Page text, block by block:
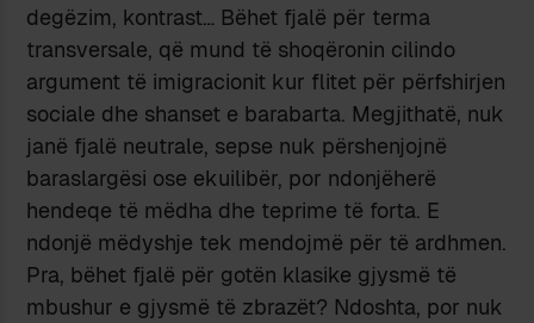
degëzim, kontrast… Bëhet fjalë për terma
transversale, që mund të shoqëronin cilindo
argument të imigracionit kur flitet për përfshirjen
sociale dhe shanset e barabarta. Megjithatë, nuk
janë fjalë neutrale, sepse nuk përshenjojnë
baraslargësi ose ekuilibër, por ndonjëherë
hendeqe të mëdha dhe teprime të forta. E
ndonjë mëdyshje tek mendojmë për të ardhmen.
Pra, bëhet fjalë për gotën klasike gjysmë të
mbushur e gjysmë të zbrazët? Ndoshta, por nuk